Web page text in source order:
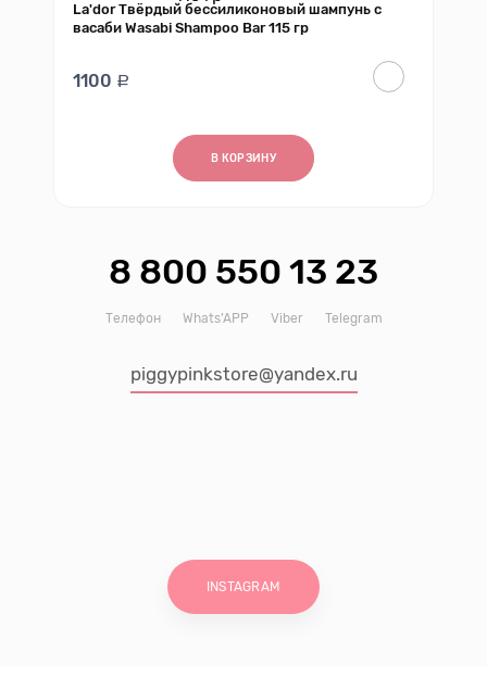
La'dor Твёрдый бессиликоновый шампунь с
васаби Wasabi Shampoo Bar 115 гр
1100
В КОРЗИНУ
8 800 550 13 23
Телефон Whats’APP Viber Telegram
piggypinkstore@yandex.ru
INSTAGRAM